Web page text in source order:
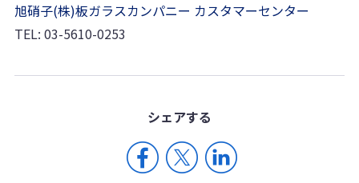
旭硝子(株)板ガラスカンパニー カスタマーセンター
TEL: 03-5610-0253
シェアする